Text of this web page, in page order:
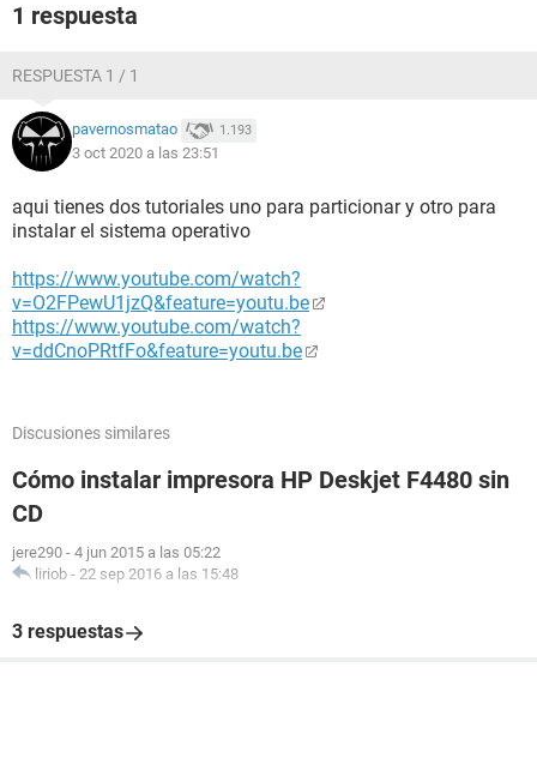
1 respuesta
RESPUESTA 1 / 1
pavernosmatao 1.193
3 oct 2020 a las 23:51
aqui tienes dos tutoriales uno para particionar y otro para
instalar el sistema operativo
https://www.youtube.com/watch?
v=O2FPewU1jzQ&feature=youtu.be
https://www.youtube.com/watch?
v=ddCnoPRtfFo&feature=youtu.be
Discusiones similares
Cómo instalar impresora HP Deskjet F4480 sin
CD
jere290 - 4 jun 2015 a las 05:22
liriob - 22 sep 2016 a las 15:48
3 respuestas